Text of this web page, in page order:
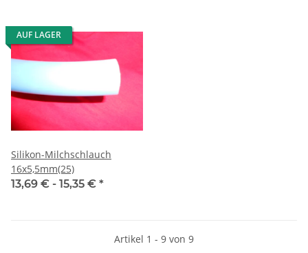
AUF LAGER
Silikon-Milchschlauch
16x5,5mm(25)
13,69 € - 15,35 € *
Artikel 1 - 9 von 9